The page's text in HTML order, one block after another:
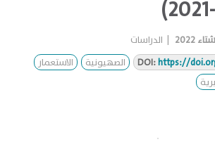
شتاء 2022
الدراسات
DOI:https:// الصهيونية
الاستعمار